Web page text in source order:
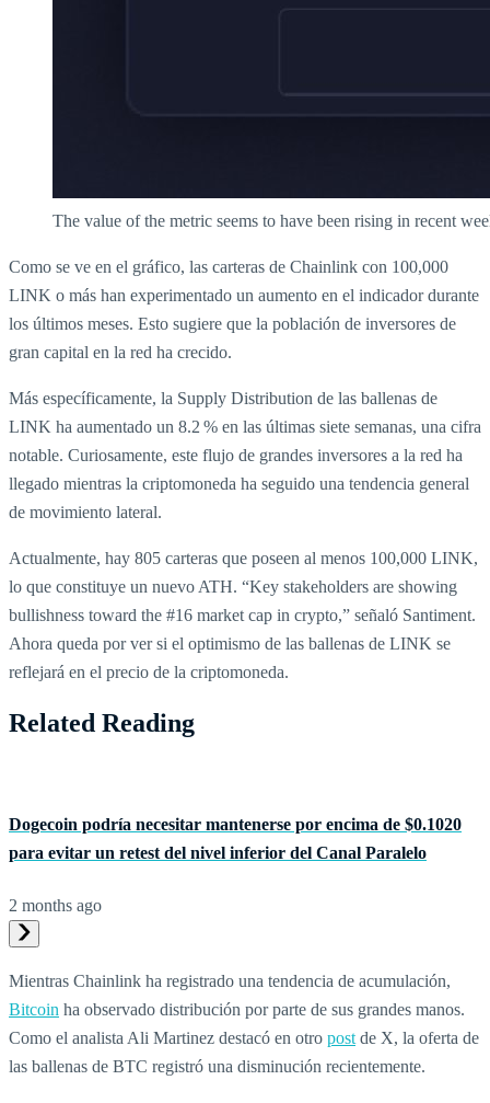
The value of the metric seems to have been rising in recent
Como se ve en el gráfico, las carteras de Chainlink con 100,000
LINK o más han experimentado un aumento en el indicador durante
los últimos meses. Esto sugiere que la población de inversores de
gran capital en la red ha crecido.
Más específicamente, la Supply Distribution de las ballenas de
LINK ha aumentado un 8.2 % en las últimas siete semanas, una cifra
notable. Curiosamente, este flujo de grandes inversores a la red ha
llegado mientras la criptomoneda ha seguido una tendencia general
de movimiento lateral.
Actualmente, hay 805 carteras que poseen al menos 100,000 LINK,
lo que constituye un nuevo ATH. “Key stakeholders are showing
bullishness toward the #16 market cap in crypto,” señaló Santiment.
Ahora queda por ver si el optimismo de las ballenas de LINK se
reflejará en el precio de la criptomoneda.
Related Reading
Dogecoin podría necesitar mantenerse por encima de $0.1020
para evitar un retest del nivel inferior del Canal Paralelo
2 months ago
Mientras Chainlink ha registrado una tendencia de acumulación,
Bitcoin ha observado distribución por parte de sus grandes manos.
Como el analista Ali Martinez destacó en otro post de X, la oferta de
las ballenas de BTC registró una disminución recientemente.